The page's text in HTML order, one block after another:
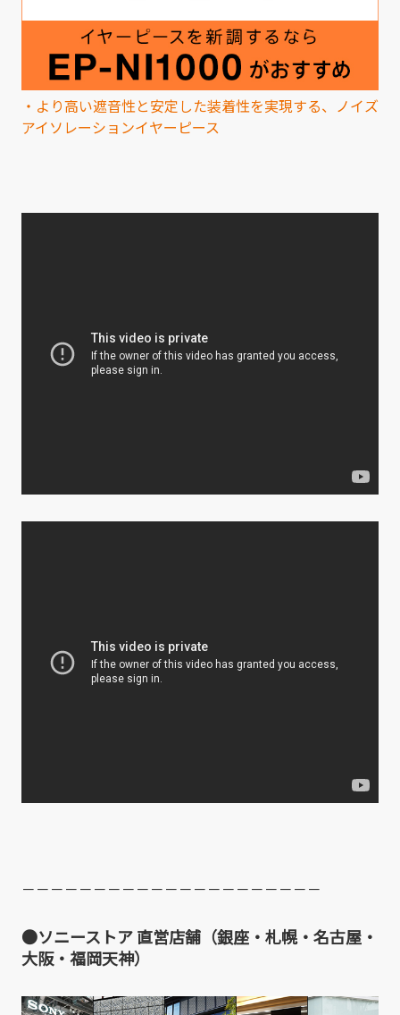
・より高い遮音性と安定した装着性を実現する、ノイズ
アイソレーションイヤーピース
－－－－－－－－－－－－－－－－－－－－－
●ソニーストア 直営店舗（銀座・札幌・名古屋・
大阪・福岡天神）